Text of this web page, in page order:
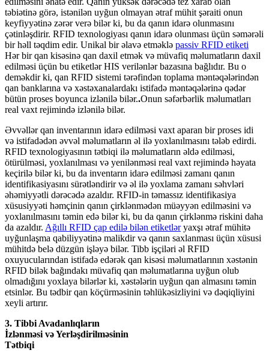
təbiətinə görə, istənilən uyğun olmayan ətraf mühit şəraiti onun
keyfiyyətinə zərər verə bilər ki, bu da qanın idarə olunmasını
çətinləşdirir. RFID texnologiyası qanın idarə olunması üçün səmərəli
bir həll təqdim edir. Unikal bir əlavə etməklə passiv RFID etiketi
Hər bir qan kisəsinə qan daxil etmək və müvafiq məlumatların daxil
edilməsi üçün bu etiketlər HIS verilənlər bazasına bağlıdır. Bu o
deməkdir ki, qan RFID sistemi tərəfindən toplama məntəqələrindən
qan banklarına və xəstəxanalardakı istifadə məntəqələrinə qədər
bütün proses boyunca izlənilə bilər..Onun səfərbərlik məlumatları
real vaxt rejimində izlənilə bilər.
Əvvəllər qan inventarının idarə edilməsi vaxt aparan bir proses idi
və istifadədən əvvəl məlumatların əl ilə yoxlanılmasını tələb edirdi.
RFID texnologiyasının tətbiqi ilə məlumatların əldə edilməsi,
ötürülməsi, yoxlanılması və yenilənməsi real vaxt rejimində həyata
keçirilə bilər ki, bu da inventarın idarə edilməsi zamanı qanın
identifikasiyasını sürətləndirir və əl ilə yoxlama zamanı səhvləri
əhəmiyyətli dərəcədə azaldır. RFID-in təmassız identifikasiya
xüsusiyyəti həmçinin qanın çirklənmədən müəyyən edilməsini və
yoxlanılmasını təmin edə bilər ki, bu da qanın çirklənmə riskini daha
da azaldır. Ağıllı RFID çap edilə bilən etiketləryaxşı ətraf mühitə
uyğunlaşma qabiliyyətinə malikdir və qanın saxlanması üçün xüsusi
mühitdə belə düzgün işləyə bilər. Tibb işçiləri əl RFID
oxuyucularından istifadə edərək qan kisəsi məlumatlarının xəstənin
RFID bilək bağındakı müvafiq qan məlumatlarına uyğun olub
olmadığını yoxlaya bilərlər ki, xəstələrin uyğun qan almasını təmin
etsinlər. Bu tədbir qan köçürməsinin təhlükəsizliyini və dəqiqliyini
xeyli artırır.
3. Tibbi Avadanlıqların
İzlənməsi və Yerləşdirilməsinin
Tətbiqi